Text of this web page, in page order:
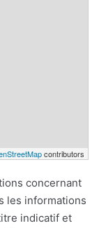
contributors
concernant
les informations
indicatif et